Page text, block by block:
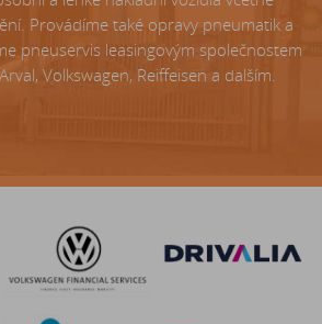
Provádíme také opravy pneumatik a
pneuservis leasingovým společnostem
Volkswagen, Reiffeisen a dalším.